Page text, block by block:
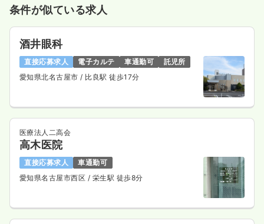
条件が似ている求人
酒井眼科
直接応募求人 電子カルテ 車通勤可
託児所
愛知県北名古屋市/ 比良駅 徒歩17分
医療法人二高会
高木医院
直接応募求人
車通勤可
愛知県名古屋市西区 / 栄生駅 徒歩8分